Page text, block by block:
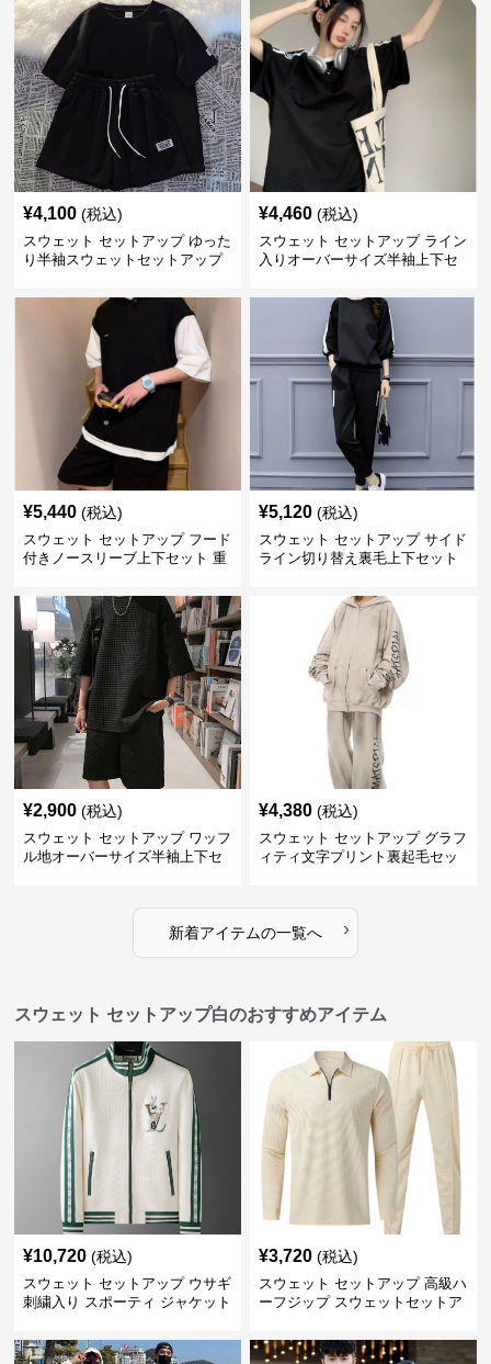
¥4,100 (税込)
スウェット セットアップ ゆった
り半袖スウェットセットアップ
¥4,460 (税込)
スウェット セットアップ ライン
入りオーバーサイズ半袖上下セ
¥5,440 (税込)
スウェット セットアップ フード
付きノースリーブ上下セット 重
¥5,120 (税込)
スウェット セットアップ サイド
ライン切り替え裏毛上下セット
¥2,900 (税込)
スウェット セットアップ ワッフ
ル地オーバーサイズ半袖上下セ
¥4,380 (税込)
スウェット セットアップ グラフ
ィティ文字プリント裏起毛セッ
新着アイテムの一覧へ ›
スウェット セットアップ白のおすすめアイテム
¥10,720 (税込)
スウェット セットアップ ウサギ
刺繍入り スポーティ ジャケット
¥3,720 (税込)
スウェット セットアップ 高級ハ
ーフジップ スウェットセットア